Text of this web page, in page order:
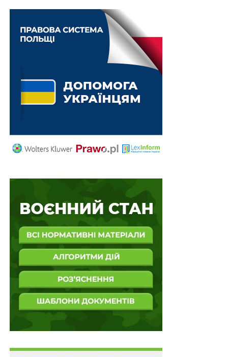
Мрія.Дошкілля тестуватимуть в 40 освітніх
закладах
КОРОНАВІРУС
Тиждень до запуску ринку землі